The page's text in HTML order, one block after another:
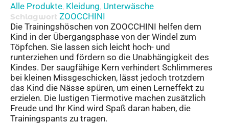
Alle Produkte, Kleidung, Unterwäsche
Schlagwort ZOOCCHINI
Die Trainingshöschen von ZOOCCHINI helfen dem
Kind in der Übergangsphase von der Windel zum
Töpfchen. Sie lassen sich leicht hoch- und
runterziehen und fördern so die Unabhängigkeit des
Kindes. Der saugfähige Kern verhindert Schlimmeres
bei kleinen Missgeschicken, lässt jedoch trotzdem
das Kind die Nässe spüren, um einen Lerneffekt zu
erzielen. Die lustigen Tiermotive machen zusätzlich
Freude und Ihr Kind wird Spaß daran haben, die
Trainingspants zu tragen.